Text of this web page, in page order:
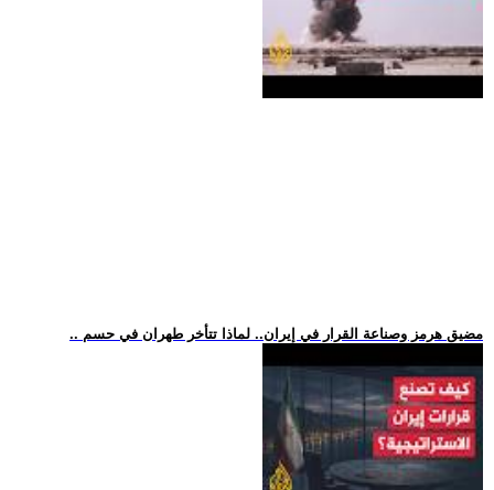
.. مضيق هرمز وصناعة القرار في إيران.. لماذا تتأخر طهران في حسم